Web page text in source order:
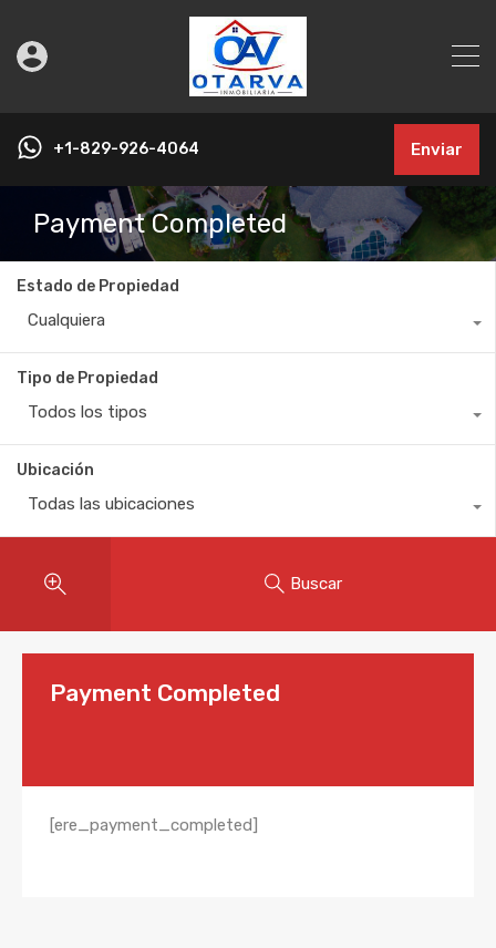
+1-829-926-4064 Enviar
Payment Completed
Estado de Propiedad
Cualquiera
Tipo de Propiedad
Todos los tipos
Ubicación
Todas las ubicaciones
Buscar
Payment Completed
[ere_payment_completed]